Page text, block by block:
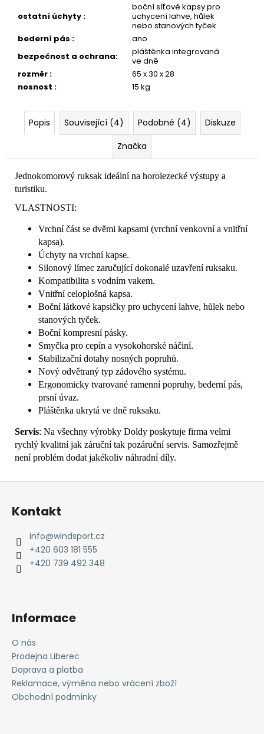
ostatní úchyty :
boční síťové kapsy pro
uchycení lahve, hůlek
nebo stanových tyček
bederní pás :
ano
bezpečnost a ochrana:
pláštěnka integrovaná
ve dně
rozměr :
65 x 30 x 28
nosnost : 15 kg
Popis Související (4) Podobné (4)
Diskuze
Značka
Jednokomorový ruksak ideální na horolezecké výstupy a
turistiku.
VLASTNOSTI:
Vrchní část se dvěmi kapsami (vrchní venkovní a vnitřní
kapsa).
Úchyty na vrchní kapse.
Silonový límec zaručující dokonalé uzavření ruksaku.
Kompatibilita s vodním vakem.
Vnitřní celoplošná kapsa.
Boční látkové kapsičky pro uchycení lahve, hůlek nebo
stanových tyček.
Boční kompresní pásky.
Smyčka pro cepín a vysokohorské náčiní.
Stabilizační dotahy nosných popruhů.
Nový odvětraný typ zádového systému.
Ergonomicky tvarované ramenní popruhy, bederní pás,
prsní úvaz.
Pláštěnka ukrytá ve dně ruksaku.
Servis: Na všechny výrobky Doldy poskytuje firma velmi
rychlý kvalitní jak záruční tak pozáruční servis. Samozřejmě
není problém dodat jakékoliv náhradní díly.
Z
Kontakt
info@windsport.cz
+420 603 181 555
+420 739 492 348
Informace
O nás
Prodejna Liberec
Doprava a platba
Reklamace, výměna nebo vrácení zboží
Obchodní podmínky